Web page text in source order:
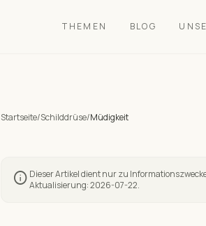
THEMEN BLOG
Startseite/Schilddrüse/Müdigkeit
info Dieser Artikel dient nur zu
Aktualisierung:2026-07-22.